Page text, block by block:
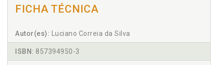
FICHA TÉCNICA
Autor(es): Luciano Correia da Silva
ISBN: 857394950-3